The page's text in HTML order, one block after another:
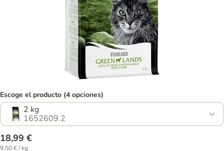
Escoge el producto (4 opciones)
2 kg
1652609.2
18,99 €
9,50 € / kg